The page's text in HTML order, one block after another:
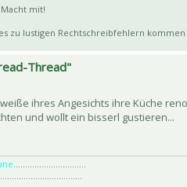
Macht mit!
zu lustigen Rechtschreibfehlern
Thread"
ihres Angesichts ihre Küche
und wollt ein bisserl gustieren...